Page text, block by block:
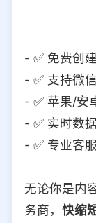
- ✅ 免费创
- ✅ 支持微
- ✅ 苹果/安
- ✅ 实时数
- ✅ 专业客
无论你是内
务商， 快缩